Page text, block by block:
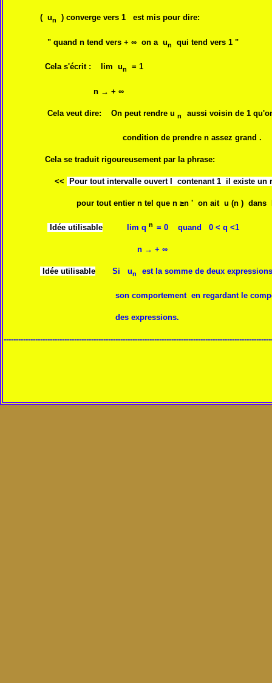
( un ) converge vers 1 est mis pour dire:
" quand n tend vers + ∞ on a un qui tend vers 1 "
Cela s'écrit : lim un = 1
n → + ∞
Cela veut dire: On peut rendre u n aussi voisin de 1
condition de prendre n assez grand .
Cela se traduit rigoureusement par la phrase:
<< Pour tout intervalle ouvert I contenant 1 il existe un
pour tout entier n tel que n ≥n ' on ait u (n ) dans
Idée utilisable lim q n = 0 quand 0 < q <1
n → + ∞
Idée utilisable Si un est la somme de deux
son comportement en regardant le
des expressions.